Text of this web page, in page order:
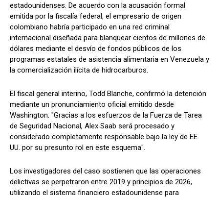
estadounidenses. De acuerdo con la acusación formal
emitida por la fiscalía federal, el empresario de origen
colombiano habría participado en una red criminal
internacional diseñada para blanquear cientos de millones de
dólares mediante el desvío de fondos públicos de los
programas estatales de asistencia alimentaria en Venezuela y
la comercialización ilícita de hidrocarburos.
El fiscal general interino, Todd Blanche, confirmó la detención
mediante un pronunciamiento oficial emitido desde
Washington: "Gracias a los esfuerzos de la Fuerza de Tarea
de Seguridad Nacional, Alex Saab será procesado y
considerado completamente responsable bajo la ley de EE.
UU. por su presunto rol en este esquema".
Los investigadores del caso sostienen que las operaciones
delictivas se perpetraron entre 2019 y principios de 2026,
utilizando el sistema financiero estadounidense para